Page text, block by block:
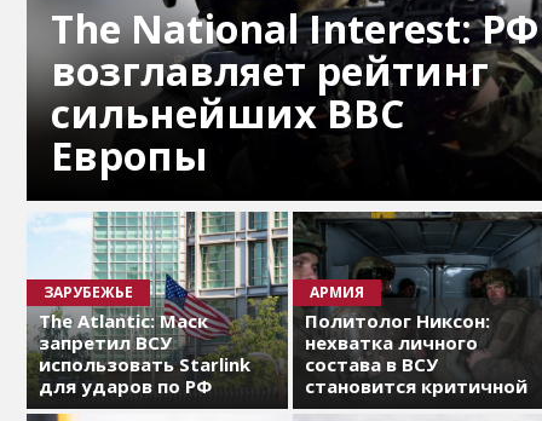
The National Interest: РФ
возглавляет рейтинг
сильнейших ВВС
Европы
ЗАРУБЕЖЬЕ
The Atlantic: Маск
запретил ВСУ
использовать Starlink
для ударов по РФ
АРМИЯ
Политолог Никсон:
нехватка личного
состава в ВСУ
становится критичной